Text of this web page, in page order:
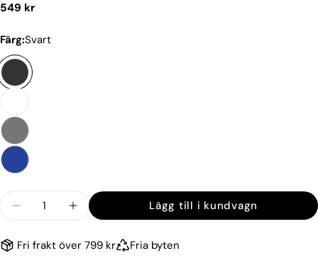
Vanligt
549 kr
Färg:Svart
Kvantitet
Minska kvantiteten för Unlimited Keps
Öka kvantiteten för Unlimited Keps
Lägg till i kundvagn
Fri frakt över 799 kr
Fria byten